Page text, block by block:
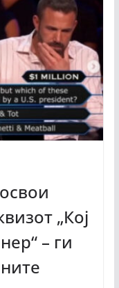
„Кој
– ги